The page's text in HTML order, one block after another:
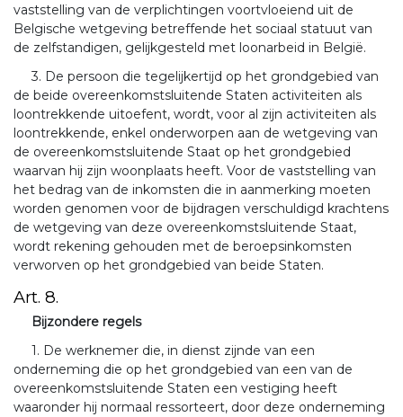
vaststelling van de verplichtingen voortvloeiend uit de
Belgische wetgeving betreffende het sociaal statuut van
de zelfstandigen, gelijkgesteld met loonarbeid in België.
3. De persoon die tegelijkertijd op het grondgebied van
de beide overeenkomstsluitende Staten activiteiten als
loontrekkende uitoefent, wordt, voor al zijn activiteiten als
loontrekkende, enkel onderworpen aan de wetgeving van
de overeenkomstsluitende Staat op het grondgebied
waarvan hij zijn woonplaats heeft. Voor de vaststelling van
het bedrag van de inkomsten die in aanmerking moeten
worden genomen voor de bijdragen verschuldigd krachtens
de wetgeving van deze overeenkomstsluitende Staat,
wordt rekening gehouden met de beroepsinkomsten
verworven op het grondgebied van beide Staten.
Art. 8.
Bijzondere regels
1. De werknemer die, in dienst zijnde van een
onderneming die op het grondgebied van een van de
overeenkomstsluitende Staten een vestiging heeft
waaronder hij normaal ressorteert, door deze onderneming